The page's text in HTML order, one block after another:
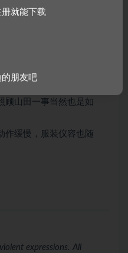
顾山田一事当然也是如
作缓慢，服装仪容也随
expressions. All
就能下载
朋友吧